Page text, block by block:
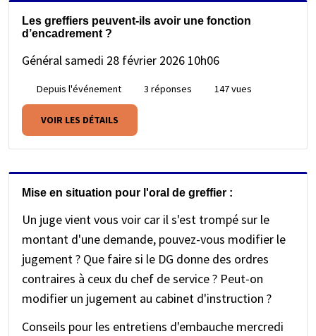
Les greffiers peuvent-ils avoir une fonction
d’encadrement ?
Généralsamedi 28 février 2026 10h06
Depuis l'événement 3 réponses 147 vues
VOIR LES DÉTAILS
Mise en situation pour l'oral de greffier :
Un juge vient vous voir car il s'est trompé sur le
montant d'une demande, pouvez-vous modifier le
jugement ? Que faire si le DG donne des ordres
contraires à ceux du chef de service ? Peut-on
modifier un jugement au cabinet d'instruction ?
Conseils pour les entretiens d'embauche mercredi